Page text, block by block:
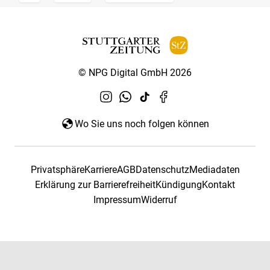
© NPG Digital GmbH 2026
Wo Sie uns noch folgen können
PrivatsphäreKarriereAGBDatenschutzMediadaten
Erklärung zur BarrierefreiheitKündigungKontakt
ImpressumWiderruf